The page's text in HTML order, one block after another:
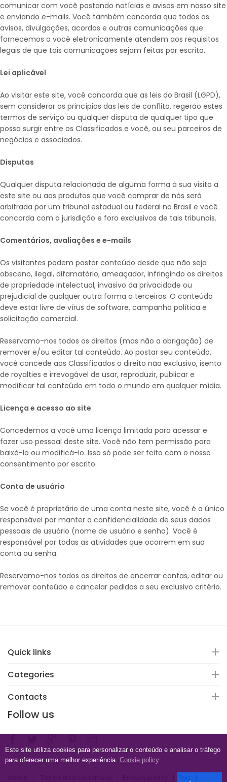
comunicar com você postando notícias e avisos em nosso site
e enviando e-mails. Você também concorda que todos os
avisos, divulgações, acordos e outras comunicações que
fornecemos a você eletronicamente atendem aos requisitos
legais de que tais comunicações sejam feitas por escrito.
Lei aplicável
Ao visitar este site, você concorda que as leis do Brasil (LGPD),
sem considerar os princípios das leis de conflito, regerão estes
termos de serviço ou qualquer disputa de qualquer tipo que
possa surgir entre os Classificados e você, ou seu parceiros de
negócios e associados.
Disputas
Qualquer disputa relacionada de alguma forma à sua visita a
este site ou aos produtos que você comprar de nós será
arbitrada por um tribunal estadual ou federal no Brasil e você
concorda com a jurisdição e foro exclusivos de tais tribunais.
Comentários, avaliações e e-mails
Os visitantes podem postar conteúdo desde que não seja
obsceno, ilegal, difamatório, ameaçador, infringindo os direitos
de propriedade intelectual, invasivo da privacidade ou
prejudicial de qualquer outra forma a terceiros. O conteúdo
deve estar livre de vírus de software, campanha política e
solicitação comercial.
Reservamo-nos todos os direitos (mas não a obrigação) de
remover e/ou editar tal conteúdo. Ao postar seu conteúdo,
você concede aos Classificados o direito não exclusivo, isento
de royalties e irrevogável de usar, reproduzir, publicar e
modificar tal conteúdo em todo o mundo em qualquer mídia.
Licença e acesso ao site
Concedemos a você uma licença limitada para acessar e
fazer uso pessoal deste site. Você não tem permissão para
baixá-lo ou modificá-lo. Isso só pode ser feito com o nosso
consentimento por escrito.
Conta de usuário
Se você é proprietário de uma conta neste site, você é o único
responsável por manter a confidencialidade de seus dados
pessoais de usuário (nome de usuário e senha). Você é
responsável por todas as atividades que ocorrem em sua
conta ou senha.
Reservamo-nos todos os direitos de encerrar contas, editar ou
remover conteúdo e cancelar pedidos a seu exclusivo critério.
Quick links
Categories
Contacts
Follow us
Este site utiliza cookies para personalizar o conteúdo e analisar o tráfego
para oferecer uma melhor experiência. Cookie policy